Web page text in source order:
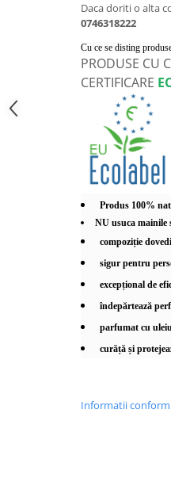
Daca doriti o alta
0746318222
Cu ce se disting
PRODUSE CU
CERTIFICARE
Produs 100%
NU usuca mainile
compoziție
sigur pentru
excepțional de
îndepărtează
parfumat cu
curăță și
Informatii